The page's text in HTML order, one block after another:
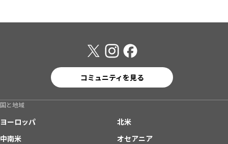
コミュニティを見る
国と地域
ヨーロッパ
北米
中南米
オセアニア